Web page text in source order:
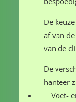
De
af van
van de
De
hanteer
Voet-